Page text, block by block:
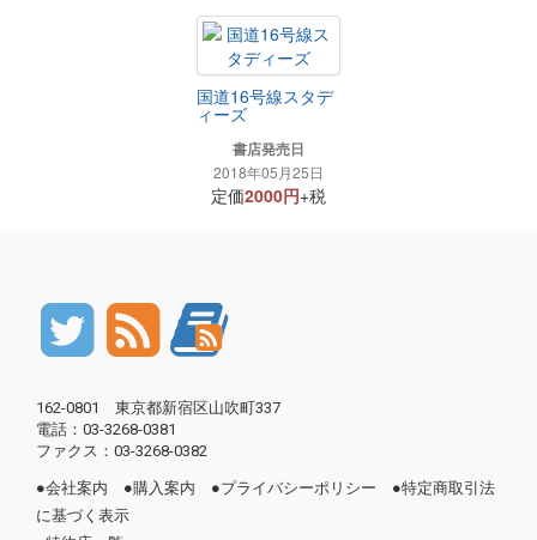
国道16号線スタデ
ィーズ
書店発売日
2018年05月25日
定価2000円+税
162-0801 東京都新宿区山吹町337
電話：03-3268-0381
ファクス：03-3268-0382
●会社案内 ●購入案内 ●プライバシーポリシー ●特定商取引法
に基づく表示